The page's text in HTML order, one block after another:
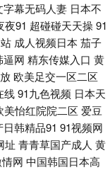
久久国产精品 国产肛
去也俺来也 韩日色资
次元刺激 a片免费网站
91国产黑丝短片 www
蕉视频下载污 影音先锋
字幕无码人妻 日本不
夜91 超碰碰天天操91
成人视频日本 茄子
逼网 精东传媒入口 黄
欧美足交一区二区
线91九色视频 日本天
美怡红院院二区 爱豆
日韩精品91 91视频网
址 青青草国产成人 黄
网 中国韩国日本高